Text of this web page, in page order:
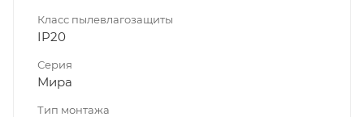
Класс пылевлагозащиты
IP20
Серия
Мира
Тип монтажа